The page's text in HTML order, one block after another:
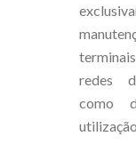
redes
como